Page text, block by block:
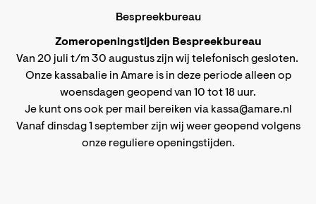
Bespreekbureau
Zomeropeningstijden Bespreekbureau
Van 20 juli t/m 30 augustus zijn wij telefonisch gesloten.
Onze kassabalie in Amare is in deze periode alleen op
woensdagen geopend van 10 tot 18 uur.
Je kunt ons ook per mail bereiken via kassa@amare.nl
Vanaf dinsdag 1 september zijn wij weer geopend volgens
onze reguliere openingstijden.